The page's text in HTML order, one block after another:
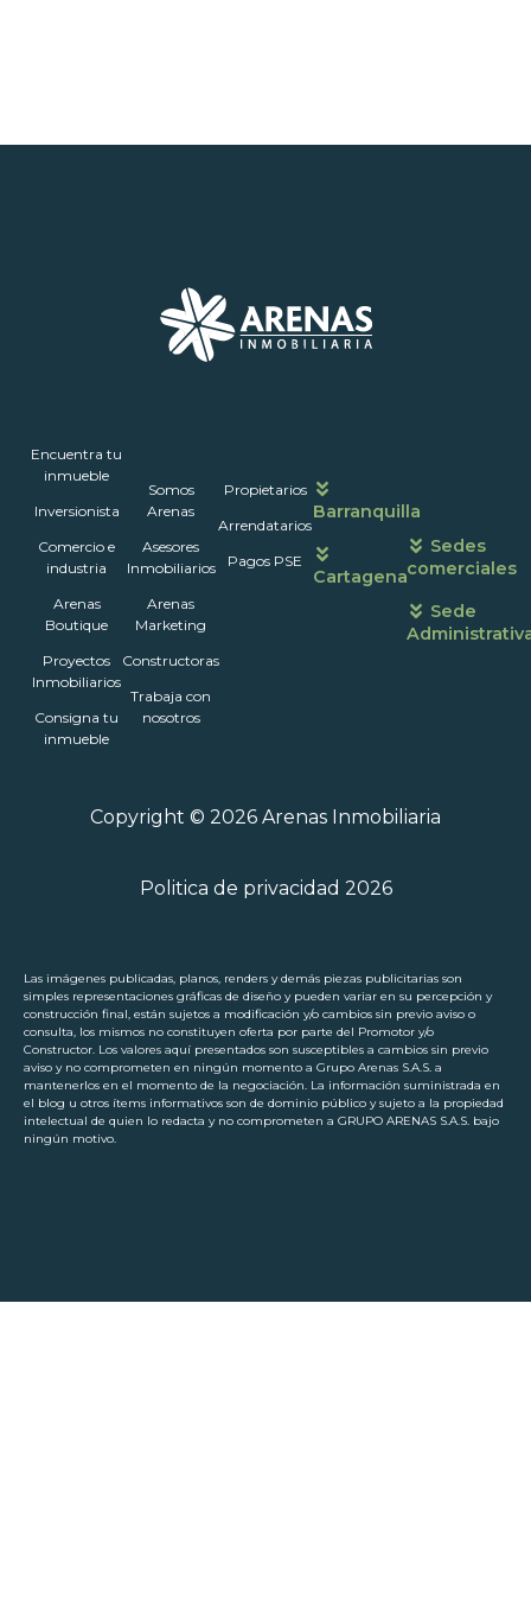
Encuentra tu
inmueble
Inversionista
Comercio e
industria
Arenas
Boutique
Proyectos
Inmobiliarios
Consigna tu
inmueble
Somos
Arenas
Asesores
Inmobiliarios
Arenas
Marketing
Constructoras
Trabaja con
nosotros
Propietarios
Arrendatarios
Pagos PSE
Barranquilla
Cartagena
atención
Sedes
comerciales
Sede
Copyright © 2026 Arenas Inmobiliaria
Politica de privacidad 2026
Las imágenes publicadas, planos, renders y demás piezas publicitarias son
simples representaciones gráficas de diseño y pueden variar en su percepción y
construcción final, están sujetos a modificación y/o cambios sin previo aviso o
consulta, los mismos no constituyen oferta por parte del Promotor y/o
Constructor. Los valores aquí presentados son susceptibles a cambios sin previo
aviso y no comprometen en ningún momento a Grupo Arenas S.A.S. a
mantenerlos en el momento de la negociación. La información suministrada en
el blog u otros ítems informativos son de dominio público y sujeto a la propiedad
intelectual de quien lo redacta y no comprometen a GRUPO ARENAS S.A.S. bajo
ningún motivo.